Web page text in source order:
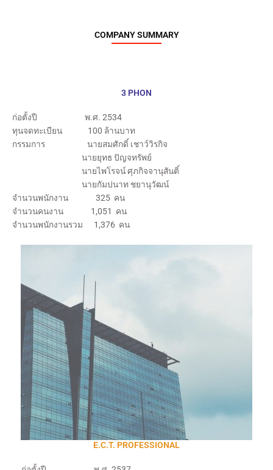
COMPANY SUMMARY
3 PHON
ก่อตั้งปี พ.ศ. 2534
ทุนจดทะเบียน 100 ล้านบาท
กรรมการ นายสมศักดิ์ เชาว์วิรกิจ
นายยุทธ ปัญจทรัพย์
นายไพโรจน์ ศุภกิจจานุสันติ์
นายกัมปนาท ชยานุวัฒน์
จำนวนพนักงาน 325 คน
จำนวนคนงาน 1,051 คน
จำนวนพนักงานรวม 1,376 คน
E.C.T. PROFESSIONAL